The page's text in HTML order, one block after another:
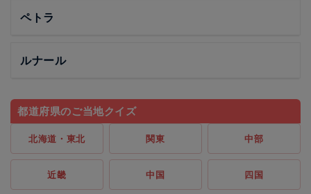
ペトラ
ルナール
都道府県のご当地クイズ
北海道・東北 関東 中部
近畿 中国 四国